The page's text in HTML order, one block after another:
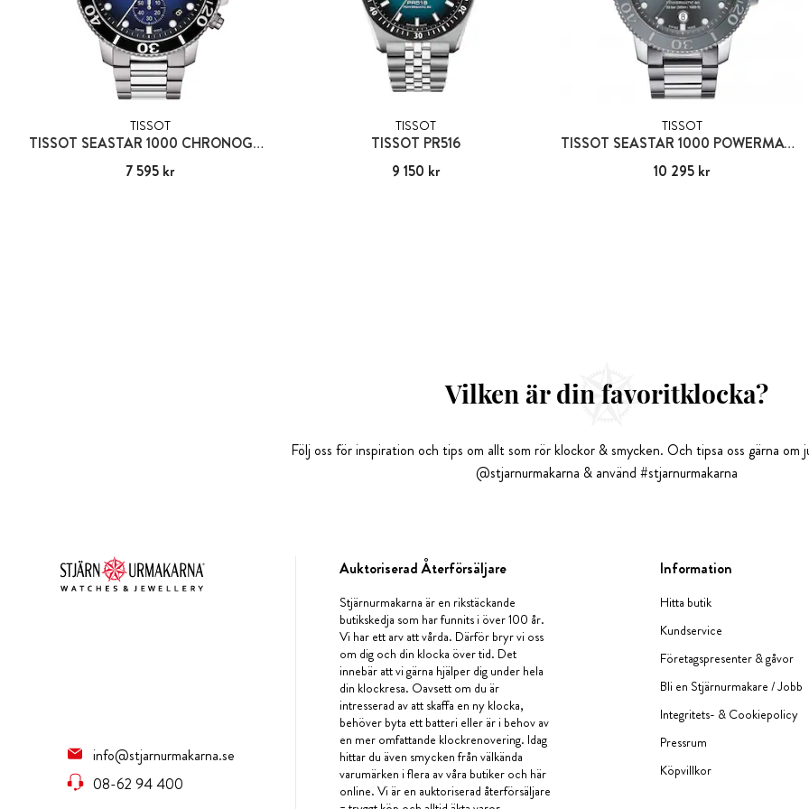
TISSOT
TISSOT SEASTAR 1000 CHRONOGRAPH
Pris :7 595 kr
7 595 kr
TISSOT
TISSOT PR516
Pris :9 150 kr
9 150 kr
TISSOT
TISSOT SEASTAR 1000 POWERMATIC 80
Pris: 10 295 kr
10 295 kr
Vilken är din favoritklocka?
Följ oss för inspiration och tips om allt som rör klockor & smycken. Och tipsa oss gärna om
@stjarnurmakarna & använd #stjarnurmakarna
info@stjarnurmakarna.se
08-62 94 400
Auktoriserad Återförsäljare
Stjärnurmakarna är en rikstäckande
butikskedja som har funnits i över 100 år.
Vi har ett arv att vårda. Därför bryr vi oss
om dig och din klocka över tid. Det
innebär att vi gärna hjälper dig under hela
din klockresa. Oavsett om du är
intresserad av att skaffa en ny klocka,
behöver byta ett batteri eller är i behov av
en mer omfattande klockrenovering. Idag
hittar du även smycken från välkända
varumärken i flera av våra butiker och här
online. Vi är en auktoriserad återförsäljare
Information
Hitta butik
Kundservice
Företagspresenter & gåvor
Bli en Stjärnurmakare / Jobb
Integritets- & Cookiepolicy
Pressrum
Köpvillkor